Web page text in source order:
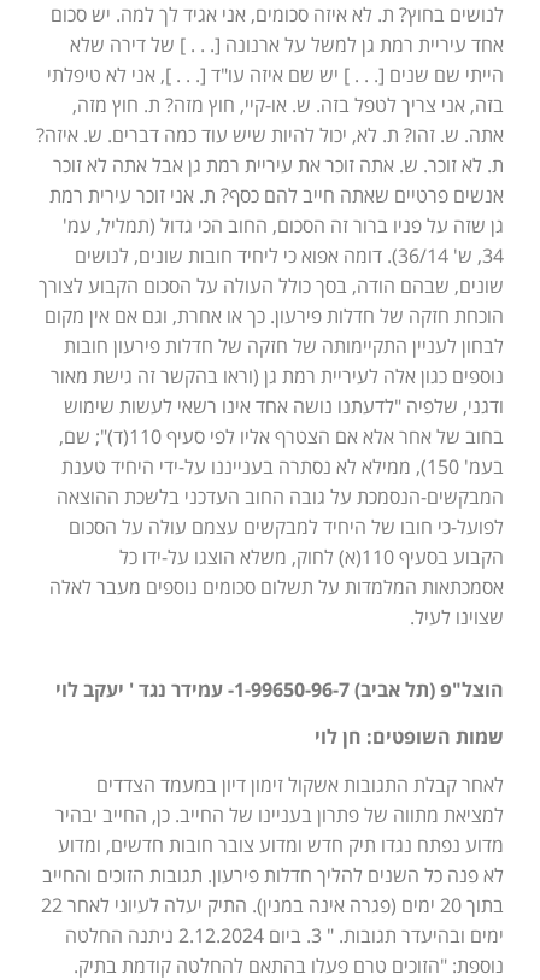
לנושים בחוץ? ת. לא איזה סכומים, אני אגיד לך למה. יש סכום
אחד עיריית רמת גן למשל על ארנונה [. . . ] של דירה שלא
הייתי שם שנים [. . . ] יש שם איזה עו"ד [. . . ], אני לא טיפלתי
בזה, אני צריך לטפל בזה. ש. או-קיי, חוץ מזה? ת. חוץ מזה,
אתה. ש. זהו? ת. לא, יכול להיות שיש עוד כמה דברים. ש. איזה?
ת. לא זוכר. ש. אתה זוכר את עיריית רמת גן אבל אתה לא זוכר
אנשים פרטיים שאתה חייב להם כסף? ת. אני זוכר עירית רמת
גן שזה על פניו ברור זה הסכום, החוב הכי גדול (תמליל, עמ'
34, ש' 36/14). דומה אפוא כי ליחיד חובות שונים, לנושים
שונים, שבהם הודה, בסך כולל העולה על הסכום הקבוע לצורך
הוכחת חזקה של חדלות פירעון. כך או אחרת, וגם אם אין מקום
לבחון לעניין התקיימותה של חזקה של חדלות פירעון חובות
נוספים כגון אלה לעיריית רמת גן (וראו בהקשר זה גישת מאור
ודגני, שלפיה "לדעתנו נושה אחד אינו רשאי לעשות שימוש
בחוב של אחר אלא אם הצטרף אליו לפי סעיף 110(ד)"; שם,
בעמ' 150), ממילא לא נסתרה בענייננו על-ידי היחיד טענת
המבקשים-הנסמכת על גובה החוב העדכני בלשכת ההוצאה
לפועל-כי חובו של היחיד למבקשים עצמם עולה על הסכום
הקבוע בסעיף 110(א) לחוק, משלא הוצגו על-ידו כל
אסמכתאות המלמדות על תשלום סכומים נוספים מעבר לאלה
שצוינו לעיל.
הוצל"פ (תל אביב) 1-99650-96-7- עמידר נגד ' יעקב לוי
שמות השופטים: חן לוי
לאחר קבלת התגובות אשקול זימון דיון במעמד הצדדים
למציאת מתווה של פתרון בעניינו של החייב. כן, החייב יבהיר
מדוע נפתח נגדו תיק חדש ומדוע צובר חובות חדשים, ומדוע
לא פנה כל השנים להליך חדלות פירעון. תגובות הזוכים והחייב
בתוך 20 ימים (פגרה אינה במנין). התיק יעלה לעיוני לאחר 22
ימים ובהיעדר תגובות. " 3. ביום 2.12.2024 ניתנה החלטה
נוספת: "הזוכים טרם פעלו בהתאם להחלטה קודמת בתיק.